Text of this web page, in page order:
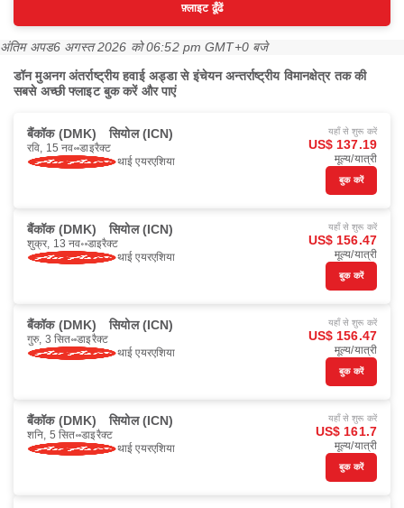
फ़्लाइट ढूँढें
अंतिम अपड6 अगस्त 2026 को 06:52 pm GMT+0 बजे
डॉन मुअनग अंतर्राष्ट्रीय हवाई अड्डा से इंचेयन अन्तर्राष्ट्रीय विमानक्षेत्र तक की
सबसे अच्छी फ्लाइट बुक करें और पाएं
बैंकॉक (DMK) सियोल (ICN)
रवि, 15 नव॰ डाइरैक्ट
थाई एयरएशिया
यहाँ से शुरू करें
US$ 137.19
मूल्य/यात्री
बुक करें
बैंकॉक (DMK) सियोल (ICN)
शुक्र, 13 नव॰ डाइरैक्ट
थाई एयरएशिया
यहाँ से शुरू करें
US$ 156.47
मूल्य/यात्री
बुक करें
बैंकॉक (DMK) सियोल (ICN)
गुरु, 3 सित॰ डाइरैक्ट
थाई एयरएशिया
यहाँ से शुरू करें
US$ 156.47
मूल्य/यात्री
बुक करें
बैंकॉक (DMK) सियोल (ICN)
शनि, 5 सित॰ डाइरैक्ट
थाई एयरएशिया
यहाँ से शुरू करें
US$ 161.7
मूल्य/यात्री
बुक करें